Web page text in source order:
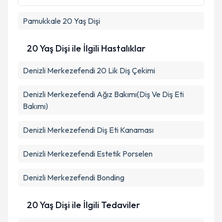
Pamukkale 20 Yaş Dişi
20 Yaş Dişi ile İlgili Hastalıklar
Denizli Merkezefendi 20 Lik Diş Çekimi
Denizli Merkezefendi Ağız Bakımı(Diş Ve Diş Eti
Bakımı)
Denizli Merkezefendi Diş Eti Kanaması
Denizli Merkezefendi Estetik Porselen
Denizli Merkezefendi Bonding
20 Yaş Dişi ile İlgili Tedaviler